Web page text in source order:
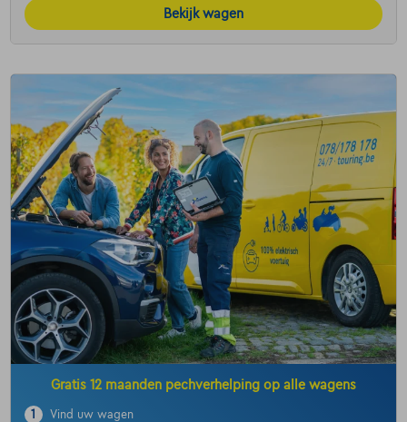
Bekijk wagen
Gratis 12 maanden pechverhelping op alle wagens
1 Vind uw wagen